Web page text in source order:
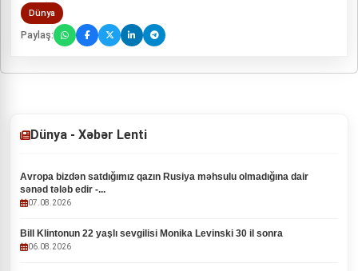
Dünya
Paylaş:
Dünya - Xəbər Lenti
Avropa bizdən satdığımız qazın Rusiya məhsulu olmadığına dair
sənəd tələb edir -...
07.08.2026
Bill Klintonun 22 yaşlı sevgilisi Monika Levinski 30 il sonra
06.08.2026